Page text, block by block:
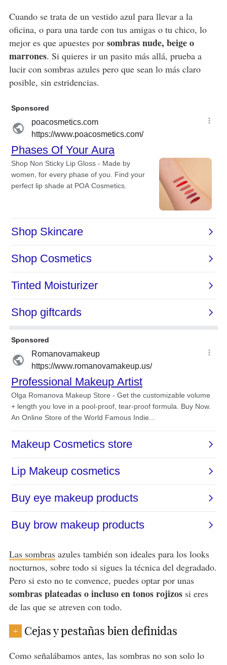
Cuando se trata de un vestido azul para llevar a la
oficina, o para una tarde con tus amigas o tu chico, lo
mejor es que apuestes por sombras nude, beige o
marrones. Si quieres ir un pasito más allá, prueba a
lucir con sombras azules pero que sean lo más claro
posible, sin estridencias.
Las sombrasazules también son ideales para los looks
nocturnos, sobre todo si sigues la técnica del degradado.
Pero si esto no te convence, puedes optar por unas
sombras plateadas o incluso en tonos rojizossi eres
de las que se atreven con todo.
+ Cejas y pestañas bien definidas
Como señalábamos antes, las sombras no son solo lo